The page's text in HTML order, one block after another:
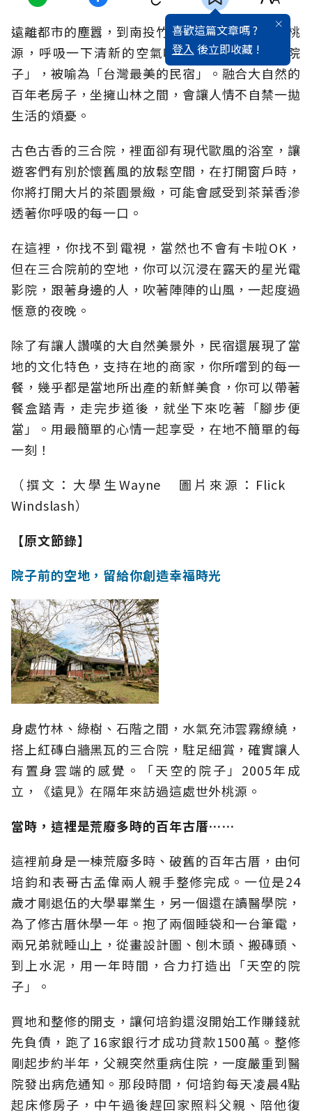
喜歡這篇文章嗎 ?
登入 後立即收藏 !
遠離都市的塵囂，到南投竹山鎮大鞍山區的世外桃
源，呼吸一下清新的空氣吧！這裡是「天空的院
子」，被喻為「台灣最美的民宿」。融合大自然的
百年老房子，坐擁山林之間，會讓人情不自禁一拋
生活的煩憂。
古色古香的三合院，裡面卻有現代歐風的浴室，讓
遊客們有別於懷舊風的放鬆空間，在打開窗戶時，
你將打開大片的茶園景緻，可能會感受到茶葉香滲
透著你呼吸的每一口。
在這裡，你找不到電視，當然也不會有卡啦OK，
但在三合院前的空地，你可以沉浸在露天的星光電
影院，跟著身邊的人，吹著陣陣的山風，一起度過
愜意的夜晚。
除了有讓人讚嘆的大自然美景外，民宿還展現了當
地的文化特色，支持在地的商家，你所嚐到的每一
餐，幾乎都是當地所出產的新鮮美食，你可以帶著
餐盒踏青，走完步道後，就坐下來吃著「腳步便
當」。用最簡單的心情一起享受，在地不簡單的每
一刻！
（撰文：大學生Wayne 圖片來源：Flick
Windslash）
【原文節錄】
院子前的空地，留給你創造幸福時光
身處竹林、綠樹、石階之間，水氣充沛雲霧繚繞，
搭上紅磚白牆黑瓦的三合院，駐足細賞，確實讓人
有置身雲端的感覺。「天空的院子」2005年成
立，《遠見》在隔年來訪過這處世外桃源。
當時，這裡是荒廢多時的百年古厝……
這裡前身是一棟荒廢多時、破舊的百年古厝，由何
培鈞和表哥古孟偉兩人親手整修完成。一位是24
歲才剛退伍的大學畢業生，另一個還在讀醫學院，
為了修古厝休學一年。抱了兩個睡袋和一台筆電，
兩兄弟就睡山上，從畫設計圖、刨木頭、搬磚頭、
到上水泥，用一年時間，合力打造出「天空的院
子」。
買地和整修的開支，讓何培鈞還沒開始工作賺錢就
先負債，跑了16家銀行才成功貸款1500萬。整修
剛起步約半年，父親突然重病住院，一度嚴重到醫
院發出病危通知。那段時間，何培鈞每天凌晨4點
起床修房子，中午過後趕回家照料父親、陪他復